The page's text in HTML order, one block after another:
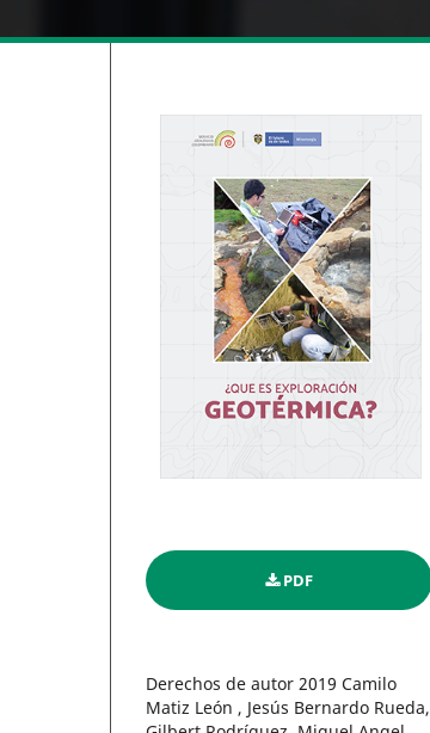
PDF
Derechos de autor 2019 Camilo
Matiz León , Jesús Bernardo Rueda,